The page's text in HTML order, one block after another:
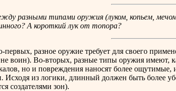
разными типами оружия (луком, копьем,
А короткий лук от топора?
первых, разное оружие требует для своего
воин). Во-вторых, разные типы оружия имеют,
но и повреждения наносят более ощутимые,
Исходя из логики, длинный должен быть более
создателями зон).